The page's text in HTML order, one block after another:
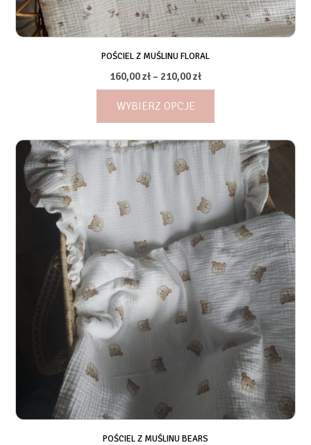
POŚCIEL Z MUŚLINU FLORAL
160,00zł – 210,00złZakres
cen:
160,00 zł
do
210,00 zł
WYBIERZ OPCJE
produkt
wiele
można
wybrać
na
stronie
produktu
POŚCIEL Z MUŚLINU BEARS